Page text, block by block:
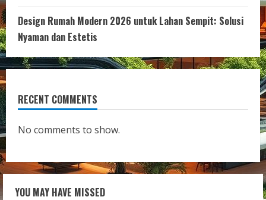
Design Rumah Modern 2026 untuk Lahan Sempit: Solusi
Nyaman dan Estetis
RECENT COMMENTS
No comments to show.
YOU MAY HAVE MISSED